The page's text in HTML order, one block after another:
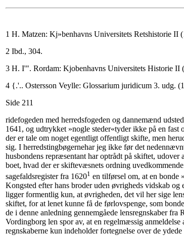
1 H. Matzen: Kj»benhavns Universitets Retshistorie II
2 Ibd., 304.
3 H. I'". Rordam: Kjobenhavns Universitets Historie II
4 {.'.. Ostersson Veylle: Glossarium juridicum 3. udg.
Side 211
ridefogeden med herredsfogeden og dannemænd
1641, og udtrykket »nogle steder«tyder ikke på en fast
der er tale om noget egentligt offentligt skifte, men
sig. I herredstingbøgernehar jeg ikke før det
husbondens repræsentant har optrådt på skiftet,
boet, hvad der er skiftevæsnets ordning
sagefaldsregister fra 16201 en tilførsel om, at en
Kongsted efter hans broder uden øvrigheds vidskab
ligger formentlig kun, at øvrigheden, det vil her sige
skiftet, for at lenet kunne få de førlovspenge, som
de i denne anledning gennemgåede lensregnskaber
Vordingborg len spor av, at en regelmæssig
regnskaberne kun indeholder fortegnelse over de